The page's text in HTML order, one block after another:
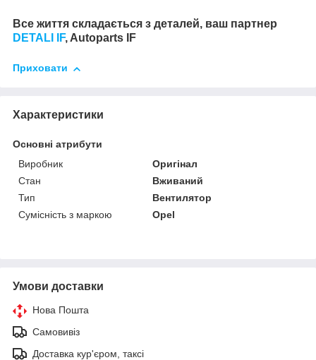
Все життя складається з деталей, ваш партнер
DETALI IF, Autoparts IF
Приховати
Характеристики
Основні атрибути
Виробник
Оригінал
Стан
Вживаний
Тип
Вентилятор
Сумісність з маркою
Opel
Умови доставки
Нова Пошта
Самовивіз
Доставка кур'єром, таксі